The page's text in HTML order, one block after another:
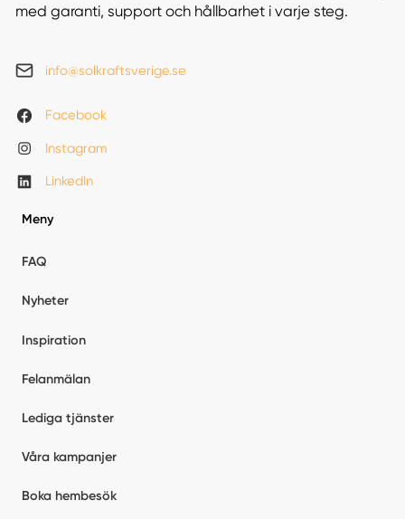
med garanti, support och hållbarhet i varje steg.
info@solkraftsverige.se
Facebook
Instagram
LinkedIn
Meny
FAQ
Nyheter
Inspiration
Felanmälan
Lediga tjänster
Våra kampanjer
Boka hembesök